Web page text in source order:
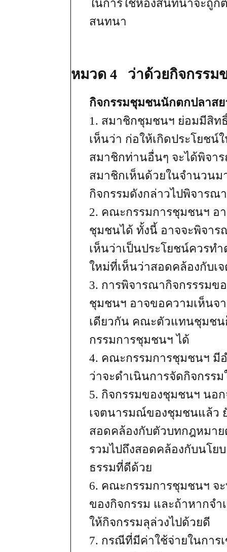
ในการใช้ห้องสนทนาจะถู
สนทนา
หมวด 4 ว่าด้วยกิจกรร
กิจกรรมชุมชนนักตกปลาส
1. สมาชิกชุมชนฯ ย่อมมีสิท
เห็นว่า ก่อให้เกิดประโยชน์
สมาชิกท่านอื่นๆ จะได้พิจา
สมาชิกเห็นด้วยในจำนวน
กิจกรรมดังกล่าวไปพิจารณ
2. คณะกรรมการชุมชนฯ อ
ชุมชนได้ ทั้งนี้ อาจจะพิจาร
เห็นว่าเป็นประโยชน์ควรท
ใหม่ที่เห็นว่าสอดคล้องกับ
3. การพิจารณากิจกรรรม
ชุมชนฯ อาจขอความเห็น
เดียวกัน คณะตัวแทนชุมช
กรรมการชุมชนฯ ได้
4. คณะกรรมการชุมชนฯ มี
ว่าจะดำเนินการจัดกิจกรร
5. กิจกรรมของชุมชนฯ นอ
เจตนารมณ์ของชุมชนแล้ว
สอดคล้องกับตัวบทกฎหมา
รวมไปถึงสอดคล้องกับนโย
ธรรมที่ดีด้วย
6. คณะกรรมการชุมชนฯ จ
ของกิจกรรม และถ้าหากจำ
ให้กิจกรรมลุล่วงไปด้วยดี
7. กรณีที่มีค่าใช้จ่ายในการ